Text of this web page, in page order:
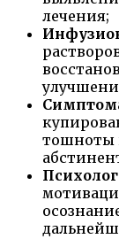
лечения;
тошноты